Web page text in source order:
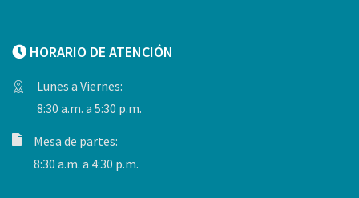
HORARIO DE ATENCIÓN
Lunes a Viernes:
8:30 a.m. a 5:30 p.m.
Mesa de partes:
8:30 a.m. a 4:30 p.m.